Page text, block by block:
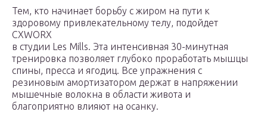
Тем, кто начинает борьбу с жиром на пути к
здоровому привлекательному телу, подойдет
CXWORX
в студии Les Mills. Эта интенсивная 30-минутная
тренировка позволяет глубоко проработать мышцы
спины, пресса и ягодиц. Все упражнения с
резиновым амортизатором держат в напряжении
мышечные волокна в области живота и
благоприятно влияют на осанку.